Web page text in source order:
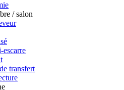
/ salon
escarre
transfert